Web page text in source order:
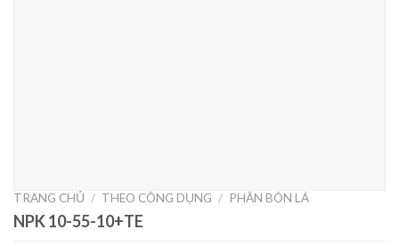
TRANG CHỦ / THEO CÔNG DỤNG / PHÂN BÓN LÁ
NPK 10-55-10+TE